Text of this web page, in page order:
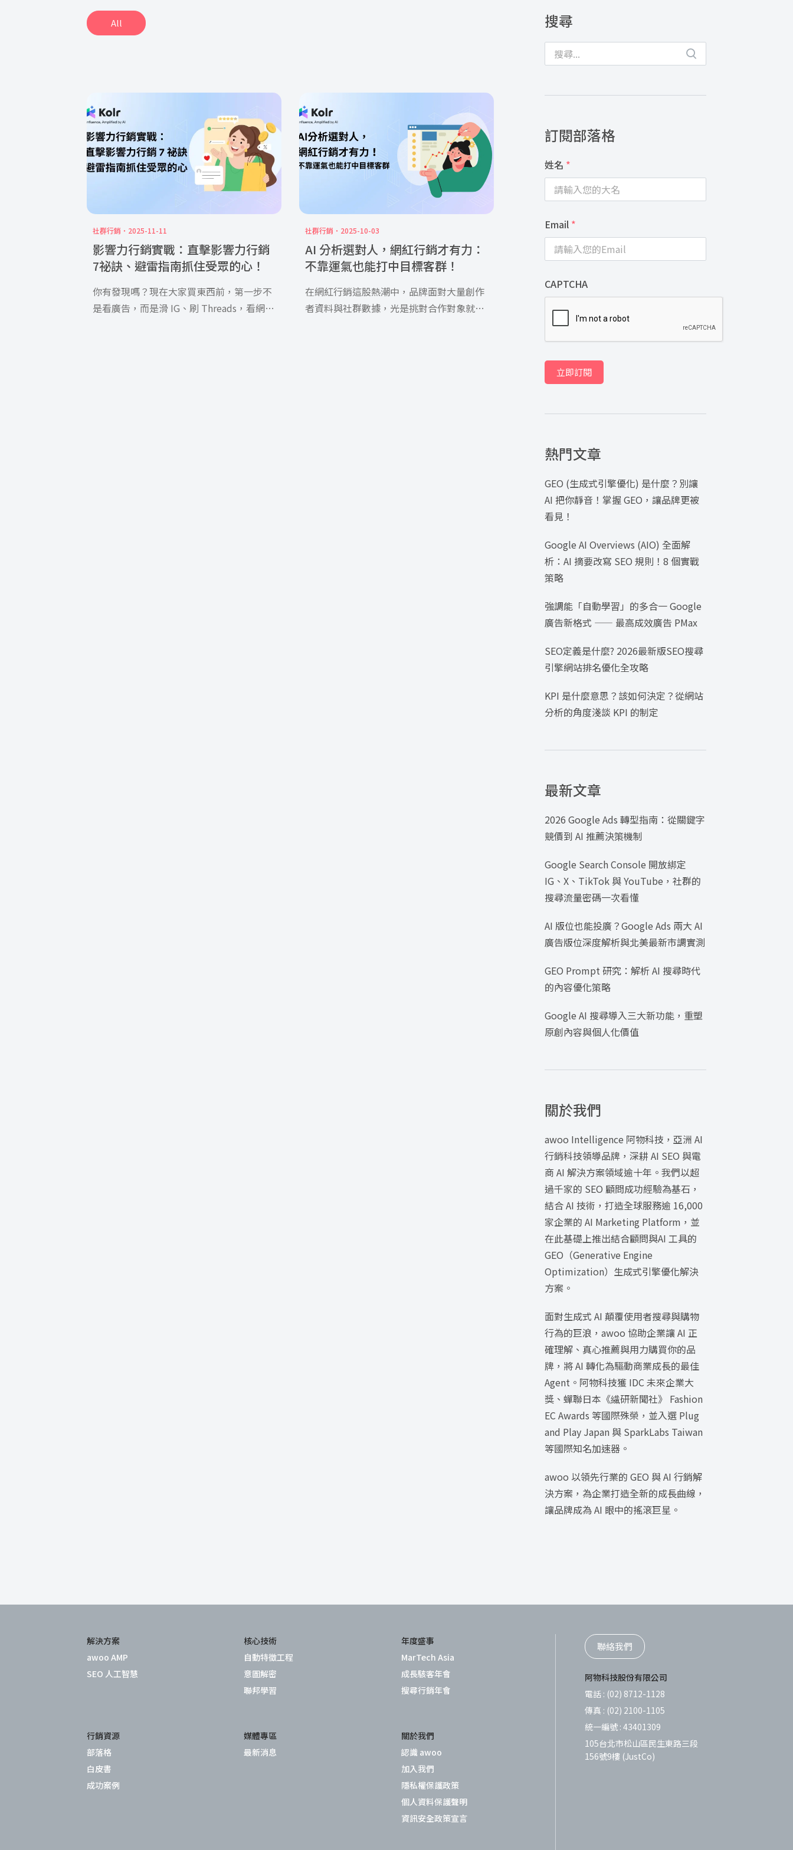
All
社群行銷 2025-11-11
影響力行銷實戰：直擊影響力行銷
7祕訣、避雷指南抓住受眾的心！
你有發現嗎？現在大家買東西前，第一步不
是看廣告，而是滑 IG、刷 Threads，看網紅
社群行銷 2025-10-03
AI 分析選對人，網紅行銷才有力：
不靠運氣也能打中目標客群！
在網紅行銷這股熱潮中，品牌面對大量創作
者資料與社群數據，光是挑對合作對象就變
搜尋
訂閱部落格
姓名 *
Email *
CAPTCHA
立即訂閱
熱門文章
GEO (生成式引擎優化) 是什麼？別讓
AI 把你靜音！掌握 GEO，讓品牌更被
看見！
Google AI Overviews (AIO) 全面解
析：AI 摘要改寫 SEO 規則！8 個實戰
策略
強調能「自動學習」的多合一 Google
廣告新格式 —— 最高成效廣告 PMax
SEO定義是什麼? 2026最新版SEO搜尋
引擎網站排名優化全攻略
KPI 是什麼意思？該如何決定？從網站
分析的角度淺談 KPI 的制定
最新文章
2026 Google Ads 轉型指南：從關鍵字
競價到 AI 推薦決策機制
Google Search Console 開放綁定
IG、X、TikTok 與 YouTube，社群的
搜尋流量密碼一次看懂
AI 版位也能投廣？Google Ads 兩大 AI
廣告版位深度解析與北美最新市調實測
GEO Prompt 研究：解析 AI 搜尋時代
的內容優化策略
Google AI 搜尋導入三大新功能，重塑
原創內容與個人化價值
關於我們
awoo Intelligence 阿物科技，亞洲 AI
行銷科技領導品牌，深耕 AI SEO 與電
商 AI 解決方案領域逾十年。我們以超
過千家的 SEO 顧問成功經驗為基石，
結合 AI 技術，打造全球服務逾 16,000
家企業的 AI Marketing Platform，並
在此基礎上推出結合顧問與AI 工具的
GEO（Generative Engine
Optimization）生成式引擎優化解決
方案。
面對生成式 AI 顛覆使用者搜尋與購物
行為的巨浪，awoo 協助企業讓 AI 正
確理解、真心推薦與用力購買你的品
牌，將 AI 轉化為驅動商業成長的最佳
Agent。阿物科技獲 IDC 未來企業大
獎、蟬聯日本《繊研新聞社》 Fashion
EC Awards 等國際殊榮，並入選 Plug
and Play Japan 與 SparkLabs Taiwan
等國際知名加速器。
awoo 以領先行業的 GEO 與 AI 行銷解
決方案，為企業打造全新的成長曲線，
讓品牌成為 AI 眼中的搖滾巨星。
解決方案
awoo AMP
SEO 人工智慧
核心技術
自動特徵工程
意圖解密
聯邦學習
年度盛事
MarTech Asia
成長駭客年會
搜尋行銷年會
行銷資源
部落格
白皮書
成功案例
媒體專區
最新消息
關於我們
認識 awoo
加入我們
隱私權保護政策
個人資料保護聲明
資訊安全政策宣言
聯絡我們
阿物科技股份有限公司
電話 : (02) 8712-1128
傳真 : (02) 2100-1105
統一編號 : 43401309
105台北市松山區民生東路三段
156號9樓 (JustCo)